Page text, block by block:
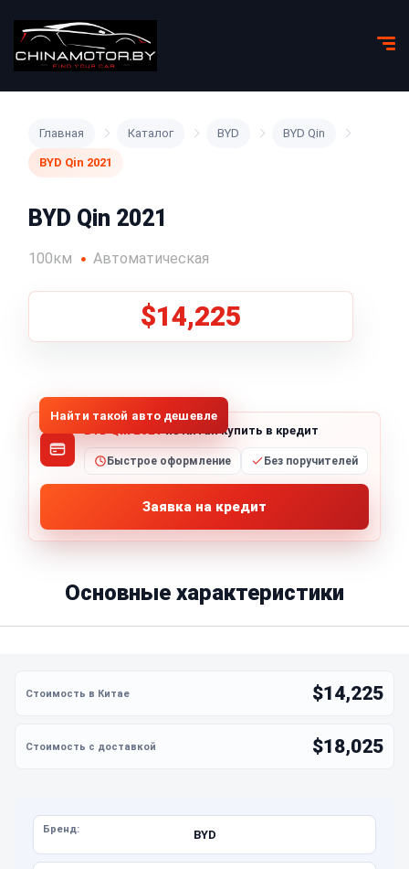
Главная Каталог BYD BYD Qin
BYD Qin 2021
BYD Qin 2021
100км Автоматическая
$14,225
Найти такой авто дешевле
BYD Qin 2021из Китая купить в кредит
Быстрое оформление Без поручителей
Заявка на кредит
Основные характеристики
$14,225
$18,025
Бренд: BYD